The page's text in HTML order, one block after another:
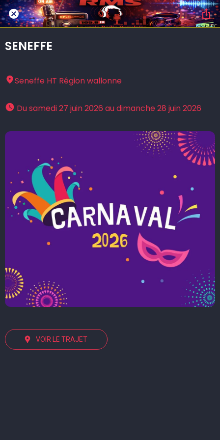
SENEFFE
Seneffe HT Région wallonne
Du samedi 27 juin 2026 au dimanche 28 juin 2026
VOIR LE TRAJET